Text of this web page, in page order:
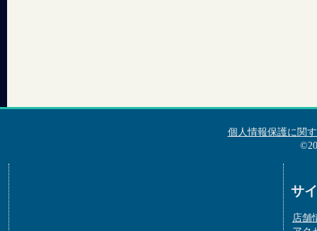
個人情報保護に関
サ
店舗